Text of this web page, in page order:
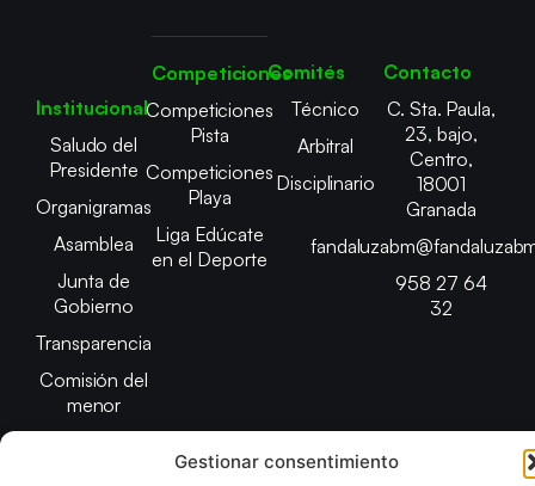
Gestionar consentimiento
Institucional
Saludo del
Presidente
Organigramas
Asamblea
Junta de
Gobierno
Transparencia
Comisión del
menor
Competiciones
Competiciones
Pista
Competiciones
Playa
Liga Edúcate
en el Deporte
Comités
Técnico
Arbitral
Disciplinario
Contacto
C. Sta. Paula,
23, bajo,
Centro,
18001
Granada
958 27 64
32